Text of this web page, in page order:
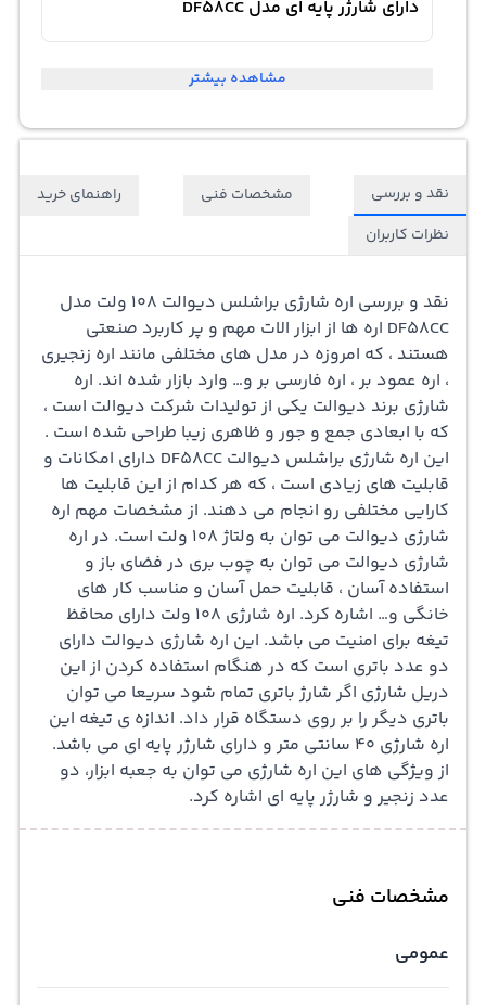
دارای شارژر پایه ای مدل DF58CC
مشاهده بیشتر
نقد و بررسی مشخصات فنی
راهنمای خرید
نظرات کاربران
نقد و بررسی اره شارژی
براشلس دیوالت 108 ولت مدل
DF58CC اره ها از ابزار الات مهم و پر کاربرد صنعتی
هستند ، که امروزه در مدل های مختلفی مانند اره زنجیری
، اره عمود بر ، اره فارسی بر و… وارد بازار شده اند. اره
شارژی برند دیوالت یکی از تولیدات شرکت دیوالت است ،
که با ابعادی جمع و جور و ظاهری زیبا طراحی شده است .
این اره شارژی براشلس دیوالت DF58CC دارای امکانات و
قابلیت های زیادی است ، که هر کدام از این قابلیت ها
کارایی مختلفی رو انجام می دهند. از مشخصات مهم اره
شارژی دیوالت می توان به ولتاژ 108 ولت است. در اره
شارژی دیوالت می توان به چوب بری در فضای باز و
استفاده آسان ، قابلیت حمل آسان و مناسب کار های
خانگی و… اشاره کرد. اره شارژی 108 ولت دارای محافظ
تیغه برای امنیت می باشد. این اره شارژی دیوالت دارای
دو عدد باتری است که در هنگام استفاده کردن از این
دریل شارژی اگر شارژ باتری تمام شود سریعا می توان
باتری دیگر را بر روی دستگاه قرار داد. اندازه ی تیغه این
اره شارژی 40 سانتی متر و دارای شارژر پایه ای می باشد.
از ویژگی های این اره شارژی می توان به جعبه ابزار، دو
عدد زنجیر و شارژر پایه ای اشاره کرد.
مشخصات فنی
عمومی